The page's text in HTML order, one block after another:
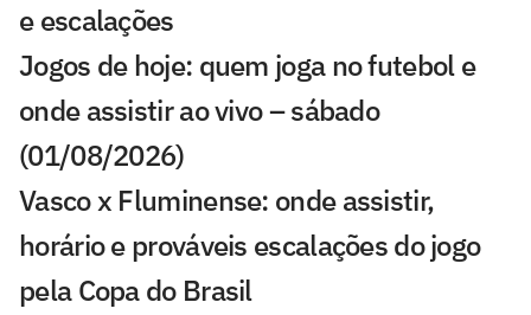
e escalações
Jogos de hoje: quem joga no futebol e
onde assistir ao vivo – sábado
(01/08/2026)
Vasco x Fluminense: onde assistir,
horário e prováveis escalações do jogo
pela Copa do Brasil